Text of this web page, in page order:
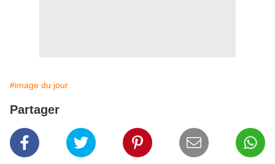
#image du jour
Partager